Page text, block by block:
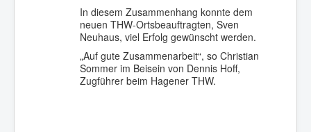
In diesem Zusammenhang konnte dem
neuen THW-Ortsbeauftragten, Sven
Neuhaus, viel Erfolg gewünscht werden.
„Auf gute Zusammenarbeit“, so Christian
Sommer im Beisein von Dennis Hoff,
Zugführer beim Hagener THW.